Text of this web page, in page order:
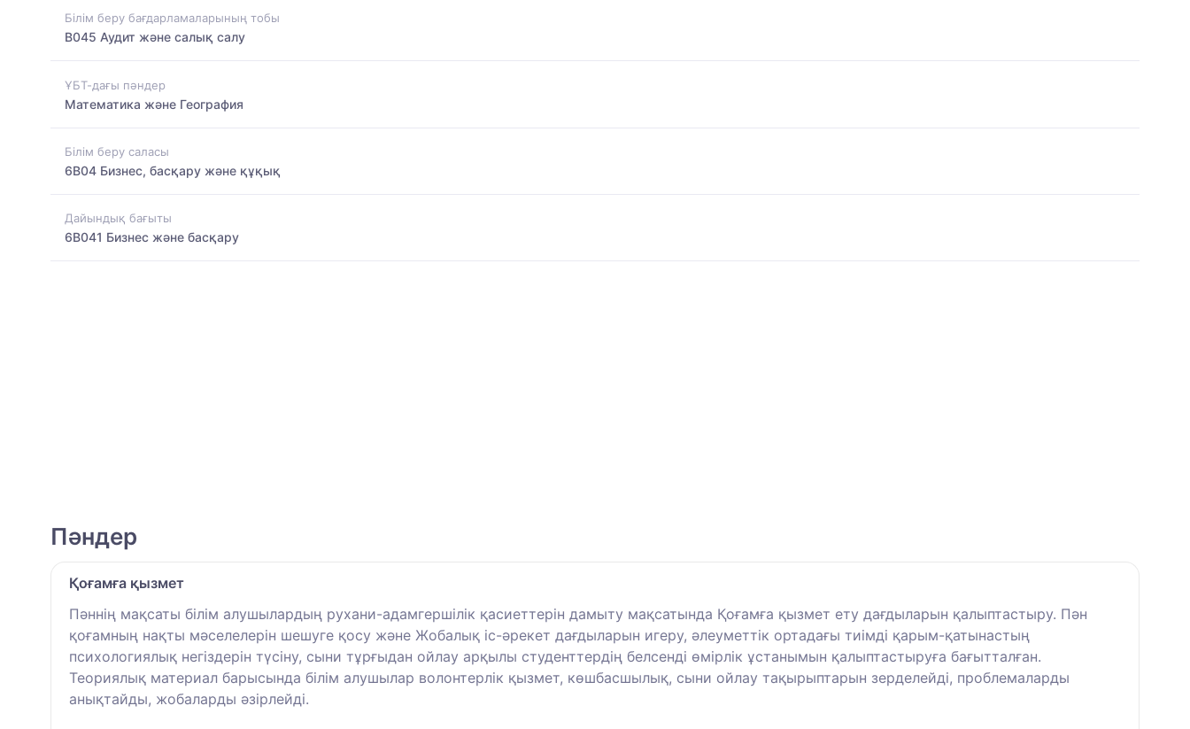
Білім беру бағдарламаларының тобы
B045 Аудит және салық салу
ҰБТ-дағы пәндер
Математика және География
Білім беру саласы
6B04 Бизнес, басқару және құқық
Дайындық бағыты
6B041 Бизнес және басқару
Пәндер
Қоғамға қызмет
Пәннің мақсаты білім алушылардың рухани-адамгершілік қасиеттерін дамыту мақсатында Қоғамға қызмет ету дағдыларын қалыптастыру. Пән
қоғамның нақты мәселелерін шешуге қосу және Жобалық іс-әрекет дағдыларын игеру, әлеуметтік ортадағы тиімді қарым-қатынастың
психологиялық негіздерін түсіну, сыни тұрғыдан ойлау арқылы студенттердің белсенді өмірлік ұстанымын қалыптастыруға бағытталған.
Теориялық материал барысында білім алушылар волонтерлік қызмет, көшбасшылық, сыни ойлау тақырыптарын зерделейді, проблемаларды
анықтайды, жобаларды әзірлейді.